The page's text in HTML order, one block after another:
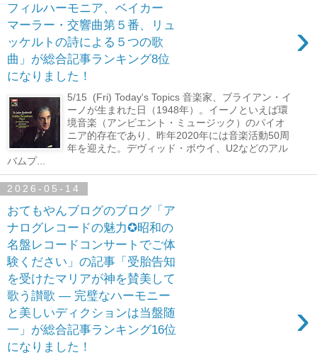
フィルハーモニア、ベイカー
マーラー・交響曲第５番、リュ
ッケルトの詩による５つの歌
曲」が総合記事ランキング8位
になりました！
›
5/15 (Fri) Today's Topics 音楽家、ブライアン・イ
ーノが生まれた日（1948年）。イーノといえば環
境音楽（アンビエント・ミュージック）のパイオ
ニア的存在であり、昨年2020年には音楽活動50周
年を迎えた。デヴィッド・ボウイ、U2などのアル
バムプ...
2026-05-14
おてもやんブログのブログ「ア
ナログレコードの魅力✪昭和の
名盤レコードコンサートでご体
験ください」の記事「受胎告知
を受けたマリアが神を賛美して
歌う讃歌 ― 完璧なハーモニー
と美しいディクションは当盤随
一」が総合記事ランキング16位
になりました！
›